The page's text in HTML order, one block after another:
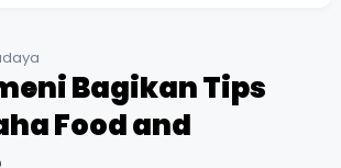
Bagikan Tips
Food and